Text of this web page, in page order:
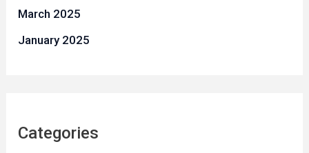
March 2025
January 2025
Categories